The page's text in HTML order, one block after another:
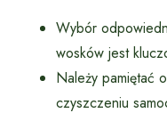
Wybór
wosków jest
Należy pamiętać
czyszczeniu